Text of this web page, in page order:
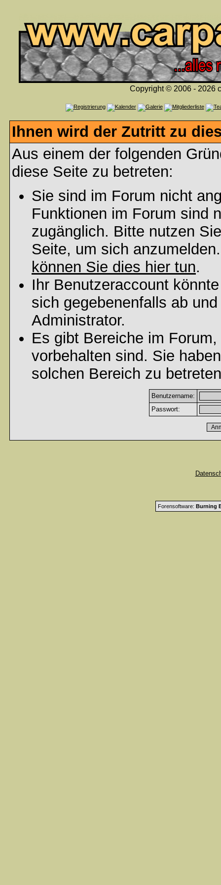
Copyright © 2006 - 2026
Ihnen wird der Zutritt zu
Aus einem der folgenden
diese Seite zu betreten:
Sie sind im Forum nicht
Funktionen im Forum sind
zugänglich. Bitte nutzen
Seite, um sich
können Sie dies hier tun.
Ihr Benutzeraccount
sich gegebenenfalls ab
Administrator.
Es gibt Bereiche im
vorbehalten sind. Sie
solchen Bereich zu
Benutzername:
Passwort:
Forensoftware: Burning